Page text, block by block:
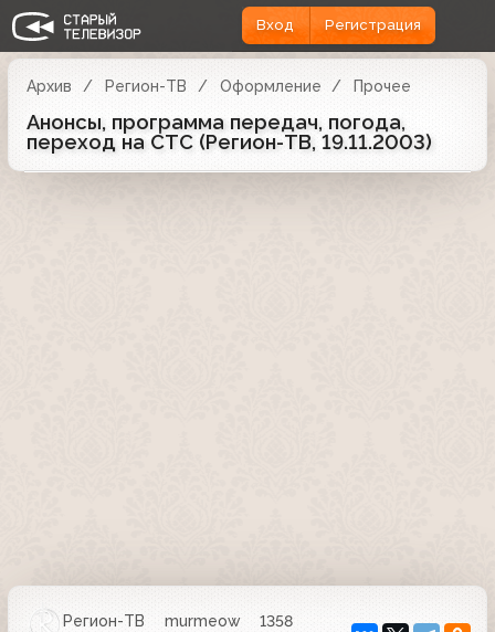
Вход Регистрация
Архив Регион-ТВ Оформление Прочее
Анонсы, программа передач, погода,
переход на СТС (Регион-ТВ, 19.11.2003)
Регион-ТВ murmeow
1358